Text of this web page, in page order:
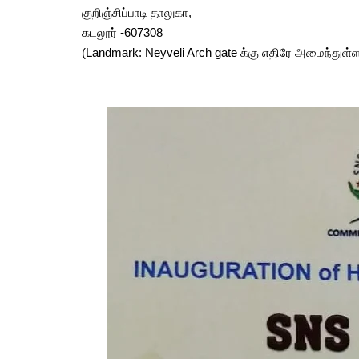
குறிஞ்சிப்பாடி தாலுகா,
கடலூர் -607308
(Landmark: Neyveli Arch gate க்கு எதிரே